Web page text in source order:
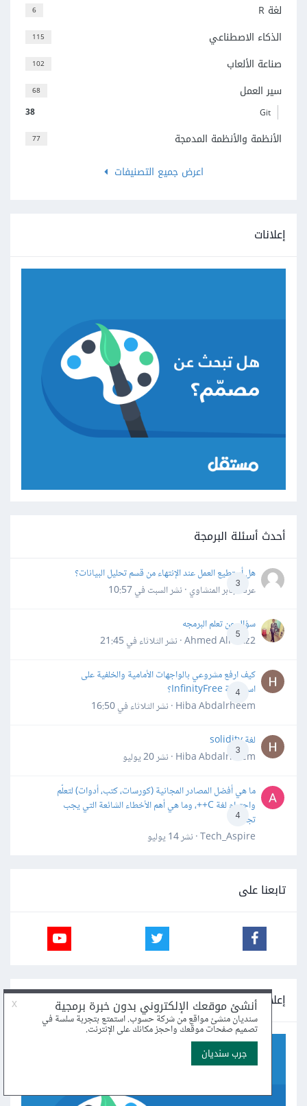
6 لغة R
115 الذكاء الاصطناعي
102 صناعة الألعاب
68 سير العمل
38 Git
77
الأنظمة والأنظمة المدمجة
اعرض جميع التصنيفات
إعلانات
أحدث أسئلة البرمجة
3
هل أستطيع العمل عند الإنتهاء من قسم تحليل البيانات؟
عرفه جابر المنشاوي · نشرالسبت في 10:57
5
سؤال عن تعلم البرمجه
Ahmed Alhafiz2 · نشر
الثلاثاء في 21:45
4
كيف ارفع مشروعي بالواجهات الأمامية والخلفية على
استضافة InfinityFree؟
Hiba Abdalrheem · نشر
الثلاثاء في 16:50
3
لغة solidity
Hiba Abdalrheem · نشر
20 يوليو
4
ما هي أفضل المصادر المجانية (كورسات، كتب، أدوات) لتعلّم
واحترام لغة C++، وما هي أهم الأخطاء الشائعة التي يجب
تجنبها؟
Tech_Aspire · نشر
14 يوليو
تابعنا على
إعلانات